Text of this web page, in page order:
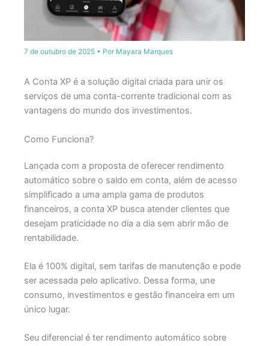
7 de outubro de 2025 • Por Mayara Marques
A Conta XP é a solução digital criada para unir os
serviços de uma conta-corrente tradicional com as
vantagens do mundo dos investimentos.
Como Funciona?
Lançada com a proposta de oferecer rendimento
automático sobre o saldo em conta, além de acesso
simplificado a uma ampla gama de produtos
financeiros, a conta XP busca atender clientes que
desejam praticidade no dia a dia sem abrir mão de
rentabilidade.
Ela é 100% digital, sem tarifas de manutenção e pode
ser acessada pelo aplicativo. Dessa forma, une
consumo, investimentos e gestão financeira em um
único lugar.
Seu diferencial é ter rendimento automático sobre